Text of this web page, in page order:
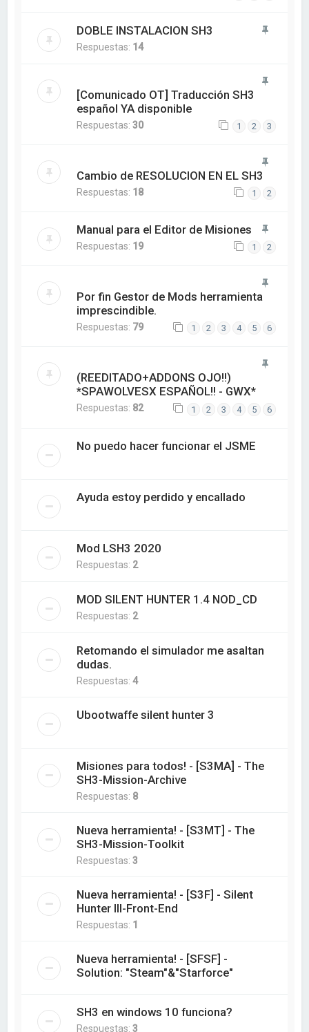
DOBLE INSTALACION SH3
Respuestas: 14
[Comunicado OT] Traducción SH3
español YA disponible
Respuestas:30 1 2 3
Cambio de RESOLUCION EN EL SH3
Respuestas: 18 1 2
Manual para el Editor de Misiones
Respuestas: 19 1 2
Por fin Gestor de Mods herramienta
imprescindible.
Respuestas: 79 1 2 3 4 5 6
(REEDITADO+ADDONS OJO!!)
*SPAWOLVESX ESPAÑOL!! - GWX*
Respuestas: 82 1 2 3 4 5 6
No puedo hacer funcionar el JSME
Ayuda estoy perdido y encallado
Mod LSH3 2020
Respuestas: 2
MOD SILENT HUNTER 1.4 NOD_CD
Respuestas: 2
Retomando el simulador me asaltan
dudas.
Respuestas:4
Ubootwaffe silent hunter 3
Misiones para todos! - [S3MA] - The
SH3-Mission-Archive
Respuestas: 8
Nueva herramienta! - [S3MT] - The
SH3-Mission-Toolkit
Respuestas:3
Nueva herramienta! - [S3F] - Silent
Hunter III-Front-End
Respuestas: 1
Nueva herramienta! - [SFSF] -
Solution: "Steam"&"Starforce"
SH3 en windows 10 funciona?
Respuestas:3